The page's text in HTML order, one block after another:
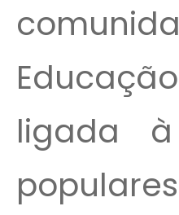
ligada